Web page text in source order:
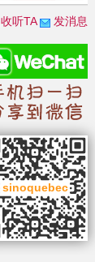
收听TA 发消息